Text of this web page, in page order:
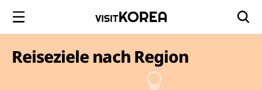
Reiseziele nach Region